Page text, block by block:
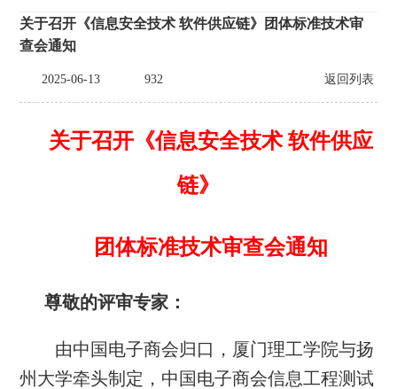
关于召开《信息安全技术 软件供应链》团体标准技术审
查会通知
2025-06-13 932 返回列表
关于召开《信息安全技术 软件供应
链》
团体标准技术审查会通知
尊敬的评审专家：
由中国电子商会归口，厦门理工学院与扬
州大学牵头制定，中国电子商会信息工程测试